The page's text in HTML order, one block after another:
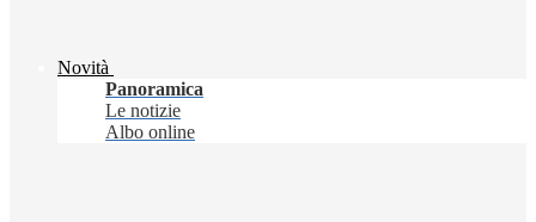
Novità
Panoramica
Le notizie
Albo online